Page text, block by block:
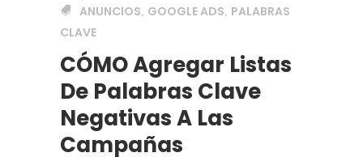
ANUNCIOS, GOOGLE ADS, PALABRAS
CLAVE
CÓMO Agregar Listas
De Palabras Clave
Negativas A Las
Campañas